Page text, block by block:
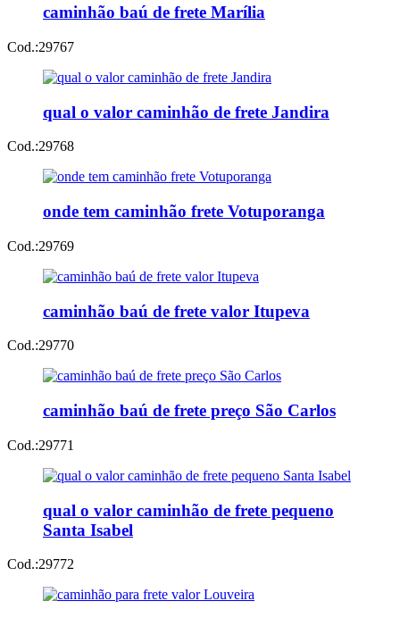
caminhão baú de frete Marília
Cod.:29767
qual o valor caminhão de frete Jandira
Cod.:29768
onde tem caminhão frete Votuporanga
Cod.:29769
caminhão baú de frete valor Itupeva
Cod.:29770
caminhão baú de frete preço São Carlos
Cod.:29771
qual o valor caminhão de frete pequeno
Santa Isabel
Cod.:29772